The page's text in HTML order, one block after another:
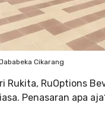
Cikarang
Rukita, RuOptions
Penasaran apa